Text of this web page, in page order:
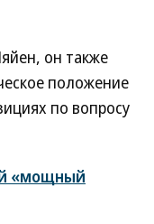
он также
положение
по вопросу
«мощный